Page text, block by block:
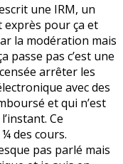
une IRM, un
exprès pour ça et
la modération mais
passe pas c’est une
arrêter les
avec des
et qui n’est
Ce
des cours.
pas parlé mais